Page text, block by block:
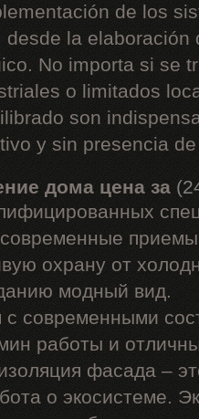
de los
la elaboración
No importa si se
o limitados
son
y sin presencia
дома цена за
охрану от
модный вид.
современными
работы и
фасада –
о экосистеме.